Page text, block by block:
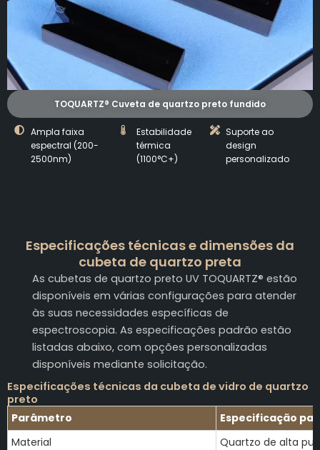
TOQUARTZ® Cuveta de quartzo preto fundido
Ampla faixa
espectral (200-
2500nm)
Estabilidade
térmica
(1100°C+)
Suporte ao
design
personalizado
Especificações técnicas e dimensões da
cubeta de quartzo preta
As cubetas de quartzo preto UV TOQUARTZ® estão
disponíveis em várias configurações para atender
às suas necessidades específicas de
espectroscopia. As especificações padrão estão
listadas abaixo, com opções personalizadas
disponíveis mediante solicitação.
Especificações técnicas da cubeta de vidro de quartzo
preto
Parâmetro
Especificação
Material
Quartzo de alta